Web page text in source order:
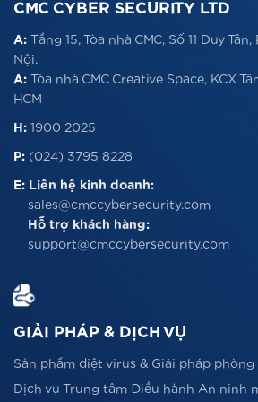
CMC CYBER SECURITY LTD
A: Tầng 15, Tòa nhà CMC, Số 11 Duy
Nội.
A: Tòa nhà CMC Creative Space, KCX
HCM
H: 1900 2025
P: (024) 3795 8228
E: Liên hệ kinh doanh:
sales@cmccybersecurity.com
Hỗ trợ khách hàng:
support@cmccybersecurity.com
GIẢI PHÁP & DỊCH VỤ
Sản phẩm diệt virus & Giải pháp
Dịch vụ Trung tâm Điều hành An ninh